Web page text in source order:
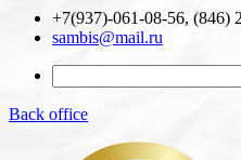
+7(937)-061-08-56, (846)
sambis@mail.ru
Back office